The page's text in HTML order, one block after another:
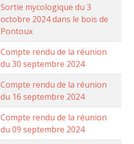
Sortie mycologique du 3
octobre 2024 dans le bois de
Pontoux
Compte rendu de la réunion
du 30 septembre 2024
Compte rendu de la réunion
du 16 septembre 2024
Compte rendu de la réunion
du 09 septembre 2024